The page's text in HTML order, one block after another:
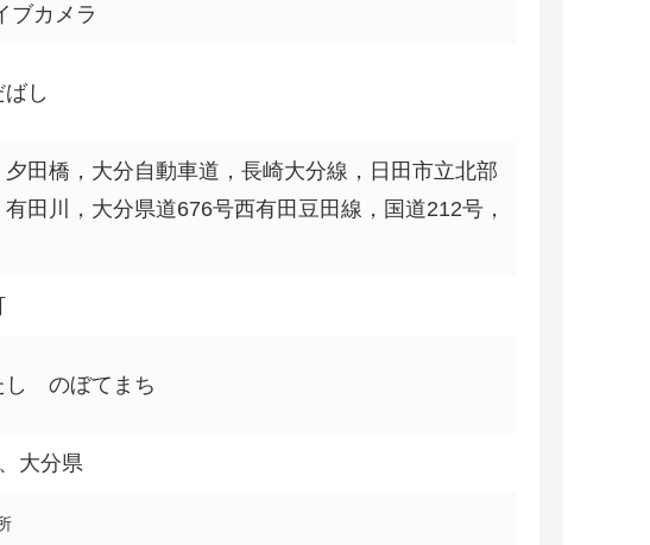
ブカメラ
し
田橋，大分自動車道，長崎大分線，日田市立北部
田川，大分県道676号西有田豆田線，国道212号，
し のぼてまち
大分県